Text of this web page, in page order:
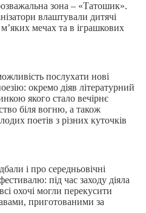
зона – «Татошик».
влаштували дитячі
мечах та в іграшкових
послухати нові
окремо діяв літературний
якого стало вечірнє
біля вогню, а також
поетів з різних куточків
і про середньовічні
під час заходу діяла
охочі могли перекусити
приготованими за